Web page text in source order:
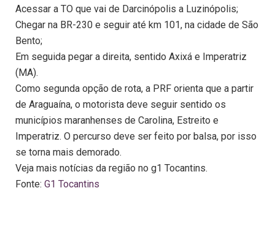
Acessar a TO que vai de Darcinópolis a Luzinópolis;
Chegar na BR-230 e seguir até km 101, na cidade de São
Bento;
Em seguida pegar a direita, sentido Axixá e Imperatriz
(MA).
Como segunda opção de rota, a PRF orienta que a partir
de Araguaína, o motorista deve seguir sentido os
municípios maranhenses de Carolina, Estreito e
Imperatriz. O percurso deve ser feito por balsa, por isso
se torna mais demorado.
Veja mais notícias da região no g1 Tocantins.
Fonte: G1 Tocantins